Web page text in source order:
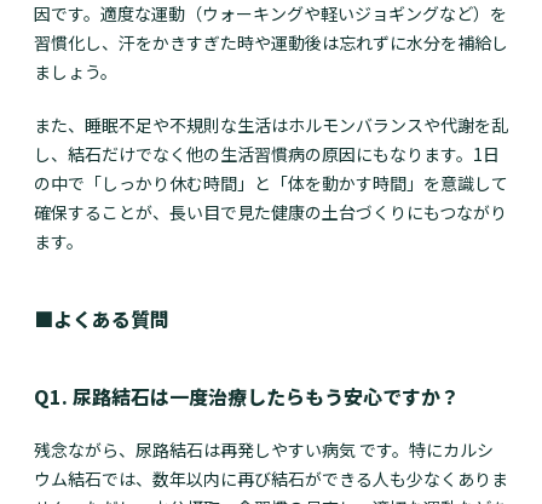
因です。適度な運動（ウォーキングや軽いジョギングなど）を
習慣化し、汗をかきすぎた時や運動後は忘れずに水分を補給し
ましょう。
また、睡眠不足や不規則な生活はホルモンバランスや代謝を乱
し、結石だけでなく他の生活習慣病の原因にもなります。1日
の中で「しっかり休む時間」と「体を動かす時間」を意識して
確保することが、長い目で見た健康の土台づくりにもつながり
ます。
■よくある質問
Q1. 尿路結石は一度治療したらもう安心ですか？
残念ながら、尿路結石は再発しやすい病気 です。特にカルシ
ウム結石では、数年以内に再び結石ができる人も少なくありま